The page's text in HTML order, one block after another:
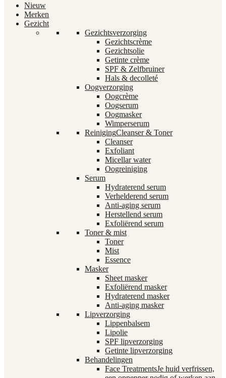
Nieuw
Merken
Gezicht
Gezichtsverzorging
Gezichtscrème
Gezichtsolie
Getinte crème
SPF & Zelfbruiner
Hals & decolleté
Oogverzorging
Oogcrème
Oogserum
Oogmasker
Wimperserum
ReinigingCleanser & Toner
Cleanser
Exfoliant
Micellar water
Oogreiniging
Serum
Hydraterend serum
Verhelderend serum
Anti-aging serum
Herstellend serum
Exfoliërend serum
Toner & mist
Toner
Mist
Essence
Masker
Sheet masker
Exfoliërend masker
Hydraterend masker
Anti-aging masker
Lipverzorging
Lippenbalsem
Lipolie
SPF lipverzorging
Getinte lipverzorging
Behandelingen
Face TreatmentsJe huid verfrissen,